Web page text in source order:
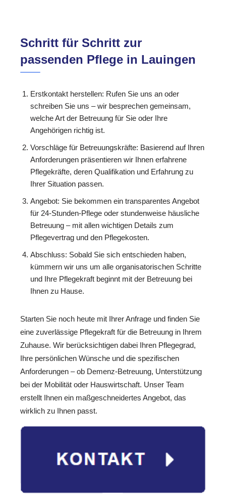
Schritt für Schritt zur
passenden Pflege in Lauingen
Erstkontakt herstellen: Rufen Sie uns an oder
schreiben Sie uns – wir besprechen gemeinsam,
welche Art der Betreuung für Sie oder Ihre
Angehörigen richtig ist.
Vorschläge für Betreuungskräfte: Basierend auf Ihren
Anforderungen präsentieren wir Ihnen erfahrene
Pflegekräfte, deren Qualifikation und Erfahrung zu
Ihrer Situation passen.
Angebot: Sie bekommen ein transparentes Angebot
für 24-Stunden-Pflege oder stundenweise häusliche
Betreuung – mit allen wichtigen Details zum
Pflegevertrag und den Pflegekosten.
Abschluss: Sobald Sie sich entschieden haben,
kümmern wir uns um alle organisatorischen Schritte
und Ihre Pflegekraft beginnt mit der Betreuung bei
Ihnen zu Hause.
Starten Sie noch heute mit Ihrer Anfrage und finden Sie
eine zuverlässige Pflegekraft für die Betreuung in Ihrem
Zuhause. Wir berücksichtigen dabei Ihren Pflegegrad,
Ihre persönlichen Wünsche und die spezifischen
Anforderungen – ob Demenz-Betreuung, Unterstützung
bei der Mobilität oder Hauswirtschaft. Unser Team
erstellt Ihnen ein maßgeschneidertes Angebot, das
wirklich zu Ihnen passt.